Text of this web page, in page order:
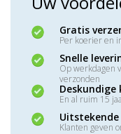
Gratis
Per koerier en
Snelle
Op werkdagen
verzonden
Deskundige
En al ruim 15
Uitstekende
Klanten geven